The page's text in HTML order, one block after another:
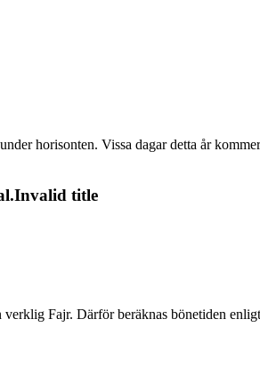
horisonten. Vissa dagar detta år
title
Fajr. Därför beräknas bönetiden